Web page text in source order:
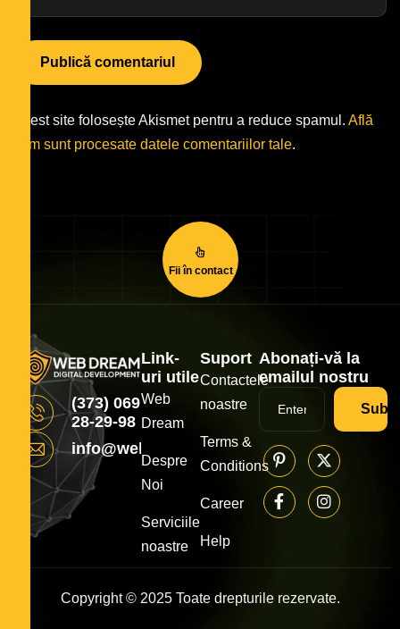
Acest site folosește Akismet pentru a reduce spamul. Află
cum sunt procesate datele comentariilor tale.
Fii în contact
(373) 069
28-29-98
info@webdream.md
Link-
uri utile
Web
Dream
Despre
Noi
Serviciile
noastre
Suport
Contactele
noastre
Terms &
Conditions
Career
Help
Abonați-vă la
emailul nostru
Copyright © 2025 Toate drepturile rezervate.